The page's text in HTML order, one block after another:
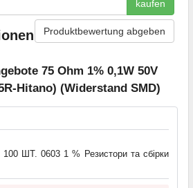
kaufen
Produktbewertung abgeben
75 Ohm 1% 0,1W 50V
Hitano) (Widerstand SMD)
ШТ. 0603 1 % Резистори та cбірки